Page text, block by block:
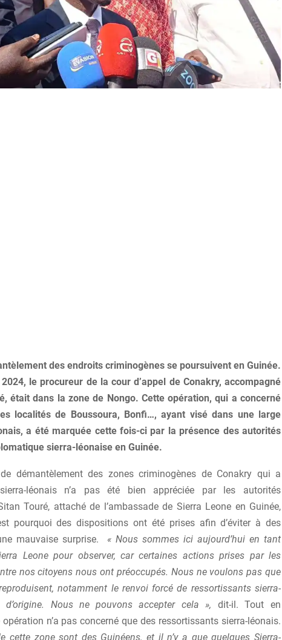
des endroits criminogènes se poursuivent en Guinée.
le procureur de la cour d’appel de Conakry, accompagné
était dans la zone de Nongo. Cette opération, qui a concerné
localités de Boussoura, Bonfi…, ayant visé dans une large
a été marquée cette fois-ci par la présence des autorités
sierra-léonaise en Guinée.
démantèlement des zones criminogènes de Conakry qui a
léonais n’a pas été bien appréciée par les autorités
Touré, attaché de l’ambassade de Sierra Leone en Guinée,
pourquoi des dispositions ont été prises afin d’éviter à des
mauvaise surprise. « Nous sommes ici aujourd’hui en tant
Leone pour observer, car certaines actions prises par les
nos citoyens nous ont préoccupés. Nous ne voulons pas que
notamment le renvoi forcé de ressortissants sierra-
Nous ne pouvons accepter cela », dit-il. Tout en
n’a pas concerné que des ressortissants sierra-léonais.
cette zone sont des Guinéens, et il n’y a que quelques Sierra-